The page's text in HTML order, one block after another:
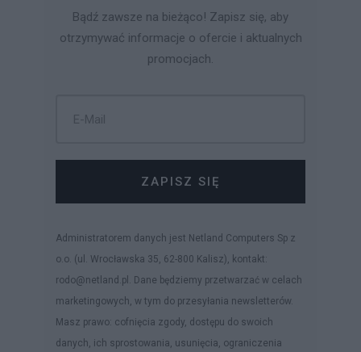
Bądź zawsze na bieżąco! Zapisz się, aby
otrzymywać informacje o ofercie i aktualnych
promocjach.
ZAPISZ SIĘ
Administratorem danych jest Netland Computers Sp z
o.o. (ul. Wrocławska 35, 62-800 Kalisz), kontakt:
rodo@netland.pl. Dane będziemy przetwarzać w celach
marketingowych, w tym do przesyłania newsletterów.
Masz prawo: cofnięcia zgody, dostępu do swoich
danych, ich sprostowania, usunięcia, ograniczenia